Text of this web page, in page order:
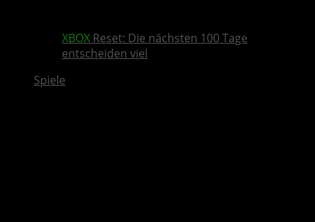
XBOX Reset: Die nächsten 100 Tage
entscheiden viel
Spiele